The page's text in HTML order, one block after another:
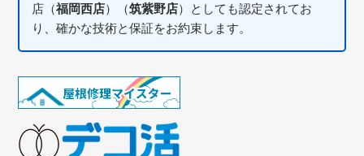
店（福岡西店）（筑紫野店）としても認定されてお
り、確かな技術と保証をお約束します。